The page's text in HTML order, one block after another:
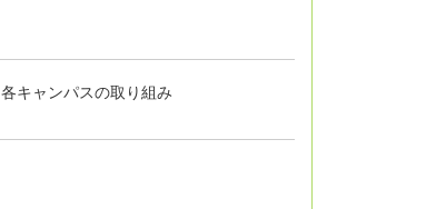
各キャンパスの取り組み